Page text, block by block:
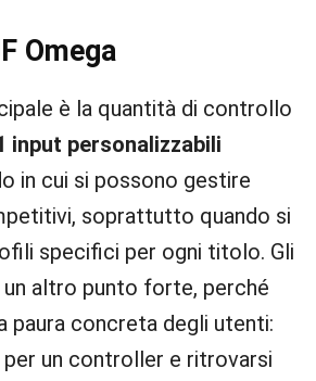
Omega
è la quantità di controllo
input personalizzabili
in cui si possono gestire
soprattutto quando si
specifici per ogni titolo. Gli
altro punto forte, perché
paura concreta degli utenti:
un controller e ritrovarsi